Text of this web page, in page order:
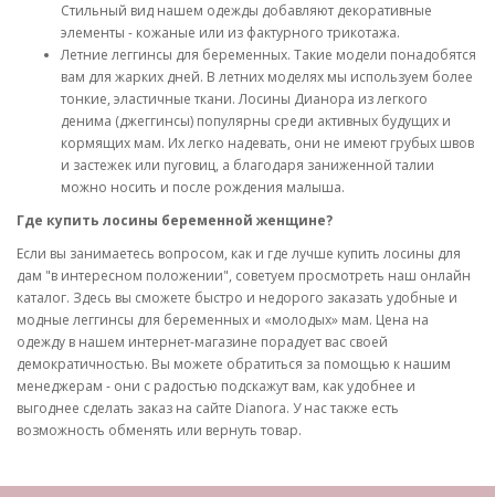
Стильный вид нашем одежды добавляют декоративные
элементы - кожаные или из фактурного трикотажа.
Летние леггинсы для беременных. Такие модели понадобятся
вам для жарких дней. В летних моделях мы используем более
тонкие, эластичные ткани. Лосины Дианора из легкого
денима (джеггинсы) популярны среди активных будущих и
кормящих мам. Их легко надевать, они не имеют грубых швов
и застежек или пуговиц, а благодаря заниженной талии
можно носить и после рождения малыша.
Где купить лосины беременной женщине?
Если вы занимаетесь вопросом, как и где лучше купить лосины для
дам "в интересном положении", советуем просмотреть наш онлайн
каталог. Здесь вы сможете быстро и недорого заказать удобные и
модные леггинсы для беременных и «молодых» мам. Цена на
одежду в нашем интернет-магазине порадует вас своей
демократичностью. Вы можете обратиться за помощью к нашим
менеджерам - они с радостью подскажут вам, как удобнее и
выгоднее сделать заказ на сайте Dianora. У нас также есть
возможность обменять или вернуть товар.